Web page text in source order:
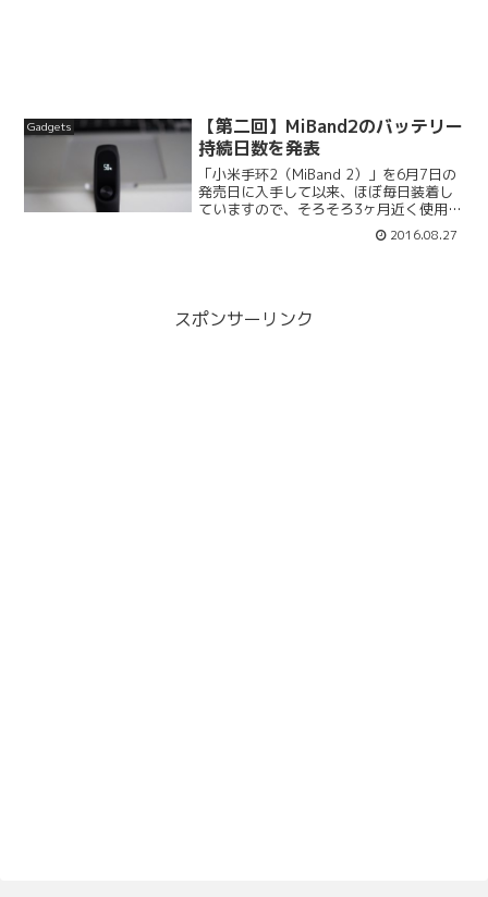
Gadgets
【第二回】MiBand2のバッテリー
持続日数を発表
「小米手环2（MiBand 2）」を6月7日の
発売日に入手して以来、ほぼ毎日装着し
ていますので、そろそろ3ヶ月近く使用し
ていることになります。以前のバッテリ
ー持続日数は15日でしたが、さて今回は
2016.08.27
スポンサーリンク